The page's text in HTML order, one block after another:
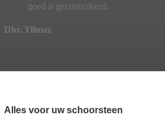
goed is gecontroleerd.
Dhr. Yilmaz
Alles voor uw schoorsteen